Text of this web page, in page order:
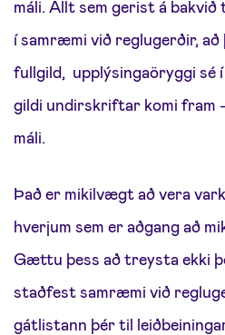
máli. Allt sem gerist á
í samræmi við reglugerðir, að
fullgild, upplýsingaöryggi sé
gildi undirskriftar komi fram
máli.
Það er mikilvægt að vera
hverjum sem er aðgang að
Gættu þess að treysta ekki
staðfest samræmi við
gátlistann þér til